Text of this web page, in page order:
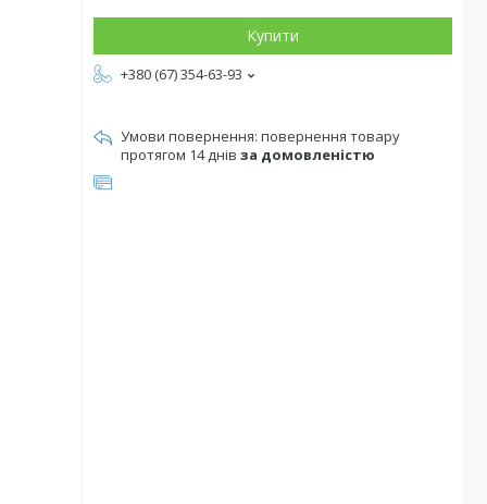
Купити
+380 (67) 354-63-93
повернення товару
протягом 14 днів за домовленістю